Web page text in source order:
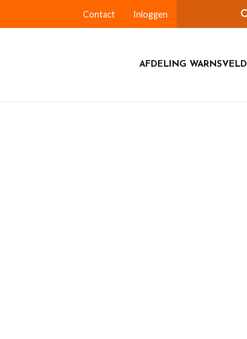
Contact Inloggen
AFDELING WARNSVELD